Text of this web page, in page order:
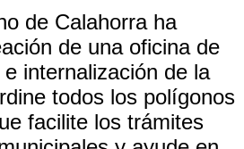
de Calahorra ha
de una oficina de
internalización de la
todos los polígonos
facilite los trámites